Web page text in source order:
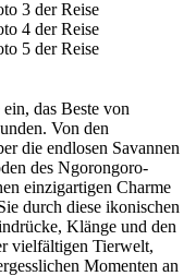
das Beste von
Von den
die endlosen Savannen
des Ngorongoro-
einzigartigen Charme
durch diese ikonischen
Klänge und den
vielfältigen Tierwelt,
Momenten an